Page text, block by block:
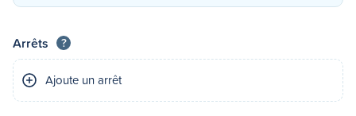
Arrêts ?
Ajoute un arrêt